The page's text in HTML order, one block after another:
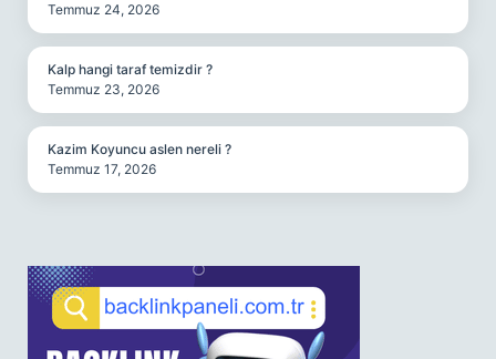
Temmuz 24, 2026
Kalp hangi taraf temizdir ?
Temmuz 23, 2026
Kazim Koyuncu aslen nereli ?
Temmuz 17, 2026